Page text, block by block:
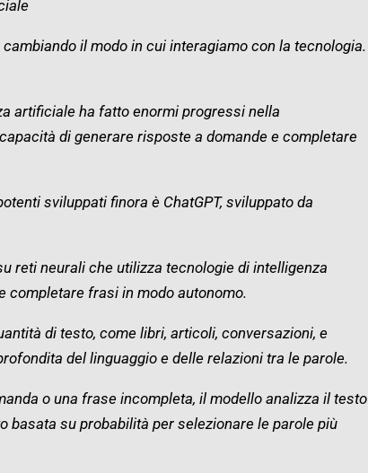
il modo in cui interagiamo con la tecnologia.
artificiale ha fatto enormi progressi nella
di generare risposte a domande e completare
sviluppati finora è ChatGPT, sviluppato da
reti neurali che utilizza tecnologie di intelligenza
completare frasi in modo autonomo.
di testo, come libri, articoli, conversazioni, e
del linguaggio e delle relazioni tra le parole.
o una frase incompleta, il modello analizza il testo
basata su probabilità per selezionare le parole più